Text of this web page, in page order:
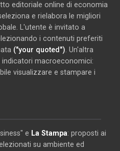
editoriale online di economia
e rielabora le migliori
L'utente è invitato a
i contenuti preferiti
("your quoted"). Un'altra
macroeconomici:
visualizzare e stampare i
e La Stampa: proposti ai
su ambiente ed